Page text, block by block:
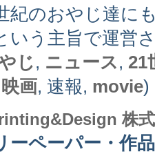
紀のおやじ達に
いう主旨で運営
じ, ニュース, 21
映画, 速報, movie)
株
ーペーパー・作